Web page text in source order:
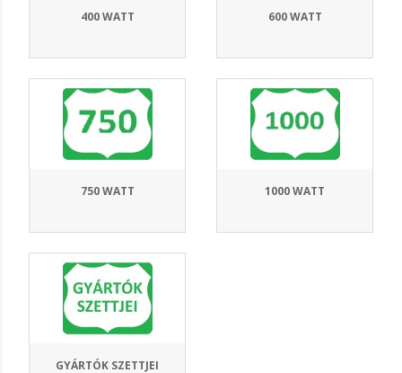
400 WATT 600 WATT
750 WATT 1000 WATT
GYÁRTÓK SZETTJEI